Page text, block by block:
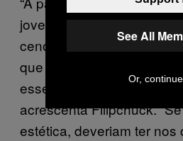
jovens artistas fazendo
cenografia. Agora parece
que nós fizermos pode ser
esses times gigantes
acrescenta Filipchuck.
estética, deveriam ter nos
See All
Or,